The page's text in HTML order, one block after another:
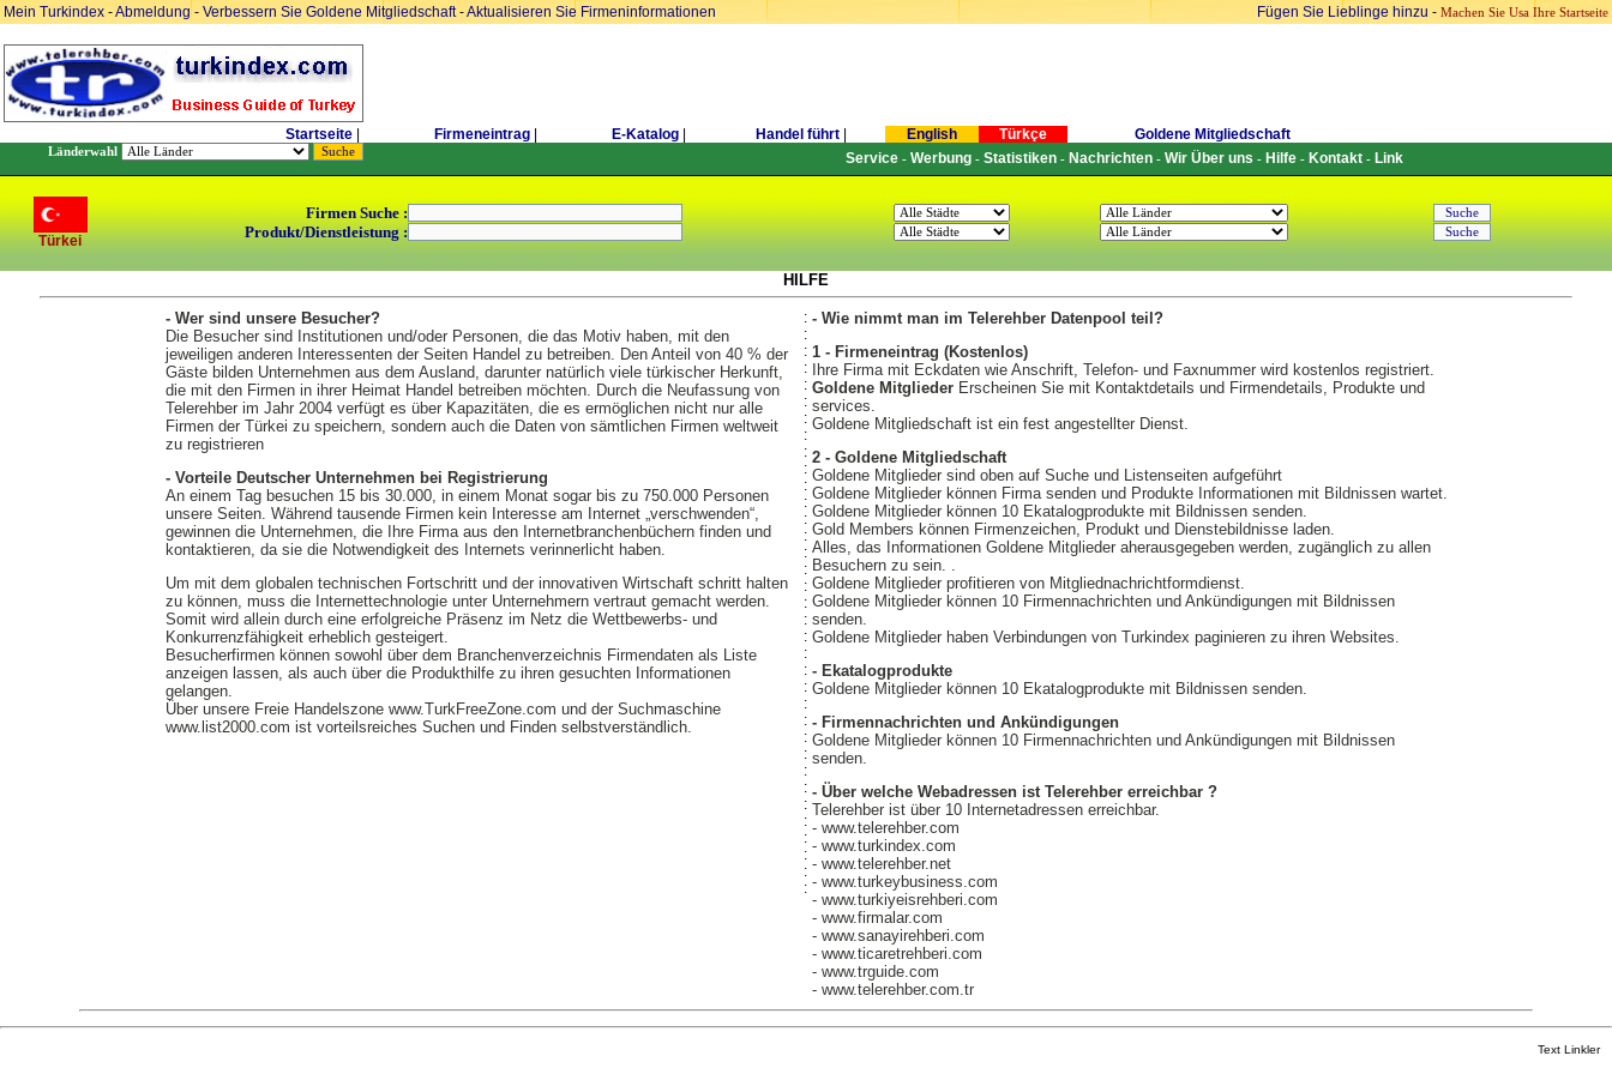
Mein Turkindex -Abmeldung- Verbessern Sie Goldene Mitgliedschaft-Aktualisieren Sie Firmeninformationen Fügen Sie Lieblinge hinzu - Machen Sie Usa Ihre Startseite
Startseite Firmeneintrag E-Katalog Handel führt English Türkçe Goldene Mitgliedschaft
Länderwahl Service- Werbung- Statistiken- Nachrichten- Wir Über uns - Hilfe- Kontakt- Link
Türkei
Firmen Suche :
Produkt/Dienstleistung :
HILFE
- Wer sind unsere Besucher?
Die Besucher sind Institutionen und/oder Personen, die das Motiv haben, mit den
jeweiligen anderen Interessenten der Seiten Handel zu betreiben. Den Anteil von 40 % der
Gäste bilden Unternehmen aus dem Ausland, darunter natürlich viele türkischer Herkunft,
die mit den Firmen in ihrer Heimat Handel betreiben möchten. Durch die Neufassung von
Telerehber im Jahr 2004 verfügt es über Kapazitäten, die es ermöglichen nicht nur alle
Firmen der Türkei zu speichern, sondern auch die Daten von sämtlichen Firmen weltweit
zu registrieren
- Vorteile Deutscher Unternehmen bei Registrierung
An einem Tag besuchen 15 bis 30.000, in einem Monat sogar bis zu 750.000 Personen
unsere Seiten. Während tausende Firmen kein Interesse am Internet „verschwenden“,
gewinnen die Unternehmen, die Ihre Firma aus den Internetbranchenbüchern finden und
kontaktieren, da sie die Notwendigkeit des Internets verinnerlicht haben.
Um mit dem globalen technischen Fortschritt und der innovativen Wirtschaft schritt halten
zu können, muss die Internettechnologie unter Unternehmern vertraut gemacht werden.
Somit wird allein durch eine erfolgreiche Präsenz im Netz die Wettbewerbs- und
Konkurrenzfähigkeit erheblich gesteigert.
Besucherfirmen können sowohl über dem Branchenverzeichnis Firmendaten als Liste
anzeigen lassen, als auch über die Produkthilfe zu ihren gesuchten Informationen
gelangen.
Über unsere Freie Handelszone www.TurkFreeZone.com und der Suchmaschine
www.list2000.com ist vorteilsreiches Suchen und Finden selbstverständlich.
:
:
:
:
:
:
:
:
:
:
:
:
:
:
:
:
:
:
:
:
:
:
:
:
:
:
:
:
:
:
:
:
:
:
:
- Wie nimmt man im Telerehber Datenpool teil?
1 - Firmeneintrag (Kostenlos)
Ihre Firma mit Eckdaten wie Anschrift, Telefon- und Faxnummer wird kostenlos registriert.
Goldene Mitglieder Erscheinen Sie mit Kontaktdetails und Firmendetails, Produkte und
services.
Goldene Mitgliedschaft ist ein fest angestellter Dienst.
2 - Goldene Mitgliedschaft
Goldene Mitglieder sind oben auf Suche und Listenseiten aufgeführt
Goldene Mitglieder können Firma senden und Produkte Informationen mit Bildnissen wartet.
Goldene Mitglieder können 10 Ekatalogprodukte mit Bildnissen senden.
Gold Members können Firmenzeichen, Produkt und Dienstebildnisse laden.
Alles, das Informationen Goldene Mitglieder aherausgegeben werden, zugänglich zu allen
Besuchern zu sein. .
Goldene Mitglieder profitieren von Mitgliednachrichtformdienst.
Goldene Mitglieder können 10 Firmennachrichten und Ankündigungen mit Bildnissen
senden.
Goldene Mitglieder haben Verbindungen von Turkindex paginieren zu ihren Websites.
- Ekatalogprodukte
Goldene Mitglieder können 10 Ekatalogprodukte mit Bildnissen senden.
- Firmennachrichten und Ankündigungen
Goldene Mitglieder können 10 Firmennachrichten und Ankündigungen mit Bildnissen
senden.
- Über welche Webadressen ist Telerehber erreichbar ?
Telerehber ist über 10 Internetadressen erreichbar.
- www.telerehber.com
- www.turkindex.com
- www.telerehber.net
- www.turkeybusiness.com
- www.turkiyeisrehberi.com
- www.firmalar.com
- www.sanayirehberi.com
- www.ticaretrehberi.com
- www.trguide.com
- www.telerehber.com.tr
Text Linkler